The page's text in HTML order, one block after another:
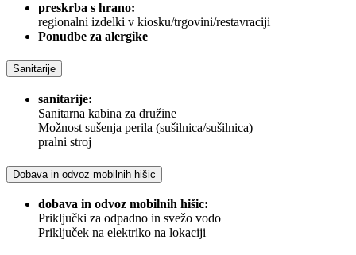
preskrba s hrano:
regionalni izdelki v kiosku/trgovini/restavraciji
Ponudbe za alergike
Sanitarije
sanitarije:
Sanitarna kabina za družine
Možnost sušenja perila (sušilnica/sušilnica)
pralni stroj
Dobava in odvoz mobilnih hišic
dobava in odvoz mobilnih hišic:
Priključki za odpadno in svežo vodo
Priključek na elektriko na lokaciji